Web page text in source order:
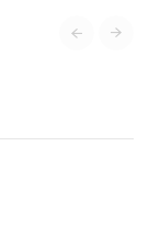
 